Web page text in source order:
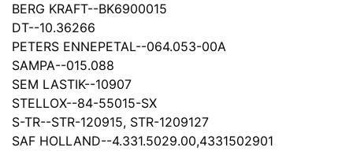
BERG KRAFТ--BK6900015
DT--10.36266
PETERS ENNEPETAL--064.053-00A
SAMPA--015.088
SEM LASTIK--10907
STELLOX--84-55015-SX
S-TR--STR-120915, STR-1209127
SAF HOLLAND--4.331.5029.00,4331502901